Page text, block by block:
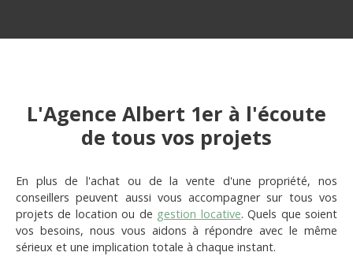
L'Agence Albert 1er à l'écoute
de tous vos projets
En plus de l'achat ou de la vente d'une propriété, nos
conseillers peuvent aussi vous accompagner sur tous vos
projets de location ou de gestion locative. Quels que soient
vos besoins, nous vous aidons à répondre avec le même
sérieux et une implication totale à chaque instant.